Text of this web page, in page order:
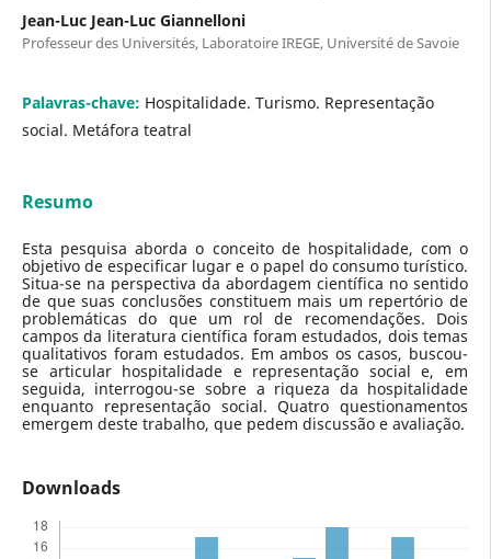
Jean-Luc Jean-Luc Giannelloni
Professeur des Universités, Laboratoire IREGE, Université de Savoie
Palavras-chave: Hospitalidade. Turismo. Representação
social. Metáfora teatral
Resumo
Esta pesquisa aborda o conceito de hospitalidade, com o
objetivo de especificar lugar e o papel do consumo turístico.
Situa-se na perspectiva da abordagem científica no sentido
de que suas conclusões constituem mais um repertório de
problemáticas do que um rol de recomendações. Dois
campos da literatura científica foram estudados, dois temas
qualitativos foram estudados. Em ambos os casos, buscou-
se articular hospitalidade e representação social e, em
seguida, interrogou-se sobre a riqueza da hospitalidade
enquanto representação social. Quatro questionamentos
emergem deste trabalho, que pedem discussão e avaliação.
Downloads